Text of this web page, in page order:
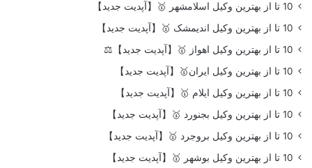
10 تا از بهترین وکیل اسلامشهر 🥇【آپدیت جدید】
10 تا از بهترین وکیل اندیمشک 🥇【آپدیت جدید】
10 تا از بهترین وکیل اهواز 🥇【آپدیت جدید】⚖️
10 تا از بهترین وکیل ایران🥇【آپدیت جدید】
10 تا از بهترین وکیل ایلام 🥇【آپدیت جدید】
10 تا از بهترین وکیل بجنورد 🥇【آپدیت جدید】
10 تا از بهترین وکیل بروجرد 🥇【آپدیت جدید】
10 تا از بهترین وکیل بوشهر 🥇【آپدیت جدید】